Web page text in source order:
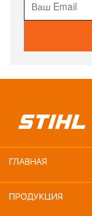
ГЛАВНАЯ
ПРОДУКЦИЯ